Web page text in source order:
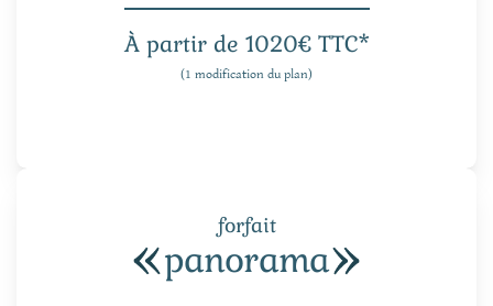
À partir de 1020€ TTC*
(1 modification du plan)
forfait
panorama